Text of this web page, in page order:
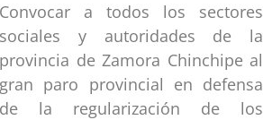
Convocar a todos los sectores
sociales y autoridades de la
provincia de Zamora Chinchipe al
gran paro provincial en defensa
de la regularización de los